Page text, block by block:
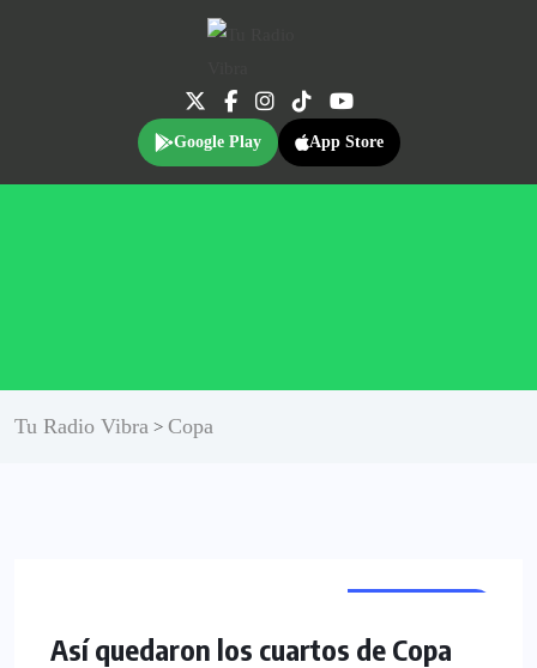
Google Play App Store
Tu Radio Vibra > Copa
Así quedaron los cuartos de Copa